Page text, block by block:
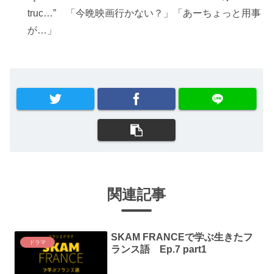
truc…” 「今晩映画行かない？」「あーちょっと用事
が…」
関連記事
ドラマ
SKAM FRANCEで学ぶ生きたフ
ランス語 Ep.7 part1